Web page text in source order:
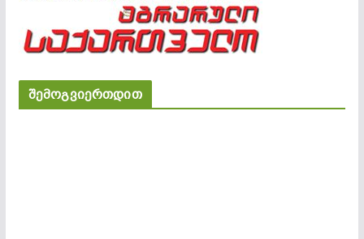
შემოგვიერთდით